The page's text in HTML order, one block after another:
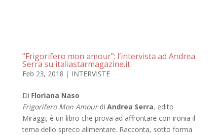
“Frigorifero mon amour”: l’intervista ad Andrea
Serra su italiastarmagazine.it
Feb 23, 2018 | INTERVISTE
Di Floriana Naso
Frigorifero Mon Amourdi Andrea Serra, edito
Miraggi, è un libro che prova ad affrontare con ironia il
tema dello spreco alimentare. Racconta, sotto forma